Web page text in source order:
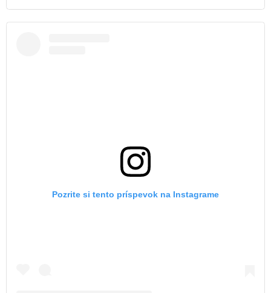
Pozrite si tento príspevok na Instagrame